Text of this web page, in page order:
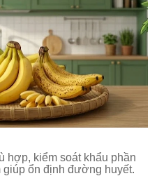
hợp, kiểm soát khẩu phần
ổn định đường huyết.